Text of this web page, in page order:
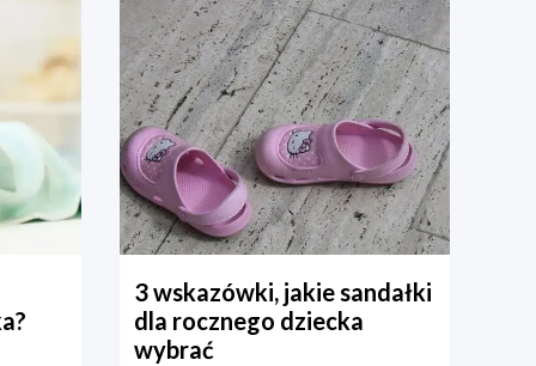
3 wskazówki, jakie sandałki
dla rocznego dziecka
wybrać